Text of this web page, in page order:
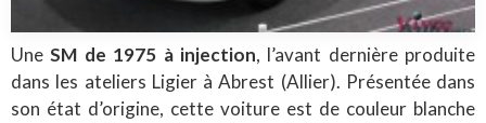
UneSM de 1975 àinjection, l’avant dernière produite
dans les ateliers Ligier à Abrest (Allier). Présentée dans
son état d’origine, cette voiture est de couleur blanche